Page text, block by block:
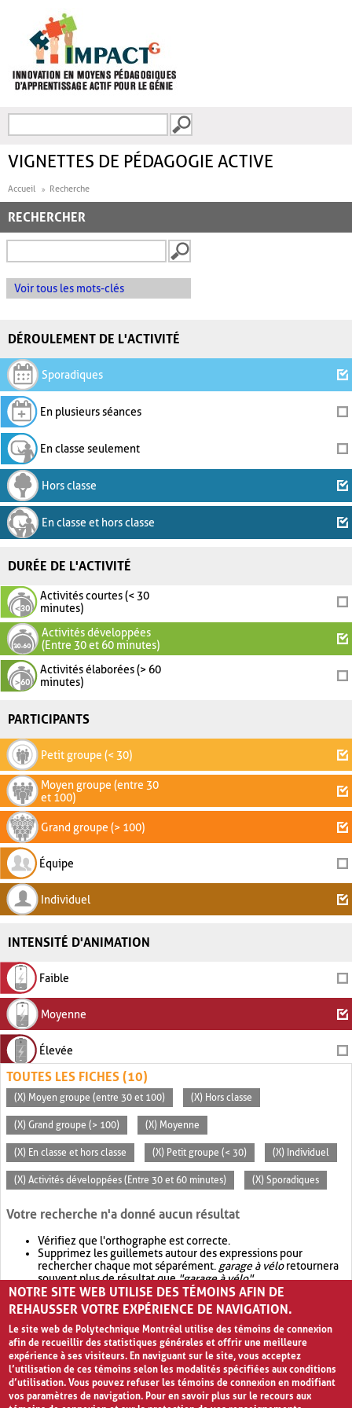
FORMULAIRE DE
VIGNETTES DE PÉDAGOGIE ACTIVE
Accueil Recherche
RECHERCHER
Voir tous les mots-clés
DÉROULEMENT DE L'ACTIVITÉ
Sporadiques
En plusieurs séances
En classe seulement
Hors classe
En classe et hors classe
DURÉE DE L'ACTIVITÉ
Activités courtes (< 30
minutes)
Activités développées
(Entre 30 et 60 minutes)
Activités élaborées (> 60
minutes)
PARTICIPANTS
Petit groupe (< 30)
Moyen groupe (entre 30
et 100)
Grand groupe (> 100)
Équipe
Individuel
INTENSITÉ D'ANIMATION
Faible
Moyenne
Élevée
TOUTES LES FICHES (10)
(X) Moyen groupe (entre 30 et 100) (X) Hors classe
(X) Grand groupe (> 100) (X) Moyenne
(X) En classe et hors classe (X) Petit groupe (< 30) (X) Individuel
(X) Activités développées (Entre 30 et 60 minutes) (X) Sporadiques
Votre recherche n'a donné aucun résultat
Vérifiez que l'orthographe est correcte.
Supprimez les guillemets autour des expressions pour
rechercher chaque mot séparément. garage à véloretournera
souvent plus de résultat que"garage à vélo".
Envisagez d'élargir votre recherche avec OR.garage OR vélo
retournera souvent plus de résultat quegarage à vélo
NOTRE SITE WEB UTILISE DES TÉMOINS AFIN DE
REHAUSSER VOTRE EXPÉRIENCE DE NAVIGATION.
Le site web de Polytechnique Montréal utilise des témoins de connexion
afin de recueillir des statistiques générales et offrir une meilleure
expérience à ses visiteurs. En naviguant sur le site, vous acceptez
l’utilisation de ces témoins selon les modalités spécifiées aux conditions
d’utilisation. Vous pouvez refuser les témoins de connexion en modifiant
vos paramètres de navigation. Pour en savoir plus sur le recours aux